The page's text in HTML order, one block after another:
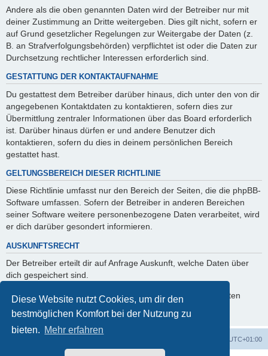
Diese Website nutzt Cookies, um dir den
bestmöglichen Komfort bei der Nutzung zu
bieten. Mehr erfahren
Andere als die oben genannten Daten wird der Betreiber nur mit
deiner Zustimmung an Dritte weitergeben. Dies gilt nicht, sofern er
auf Grund gesetzlicher Regelungen zur Weitergabe der Daten (z.
B. an Strafverfolgungsbehörden) verpflichtet ist oder die Daten zur
Durchsetzung rechtlicher Interessen erforderlich sind.
GESTATTUNG DER KONTAKTAUFNAHME
Du gestattest dem Betreiber darüber hinaus, dich unter den von dir
angegebenen Kontaktdaten zu kontaktieren, sofern dies zur
Übermittlung zentraler Informationen über das Board erforderlich
ist. Darüber hinaus dürfen er und andere Benutzer dich
kontaktieren, sofern du dies in deinem persönlichen Bereich
gestattet hast.
GELTUNGSBEREICH DIESER RICHTLINIE
Diese Richtlinie umfasst nur den Bereich der Seiten, die die phpBB-
Software umfassen. Sofern der Betreiber in anderen Bereichen
seiner Software weitere personenbezogene Daten verarbeitet, wird
er dich darüber gesondert informieren.
AUSKUNFTSRECHT
Der Betreiber erteilt dir auf Anfrage Auskunft, welche Daten über
dich gespeichert sind.
Du kannst jederzeit die Löschung bzw. Sperrung deiner Daten
verlangen. Kontaktiere hierzu bitte den Betreiber.
UTC+01:00